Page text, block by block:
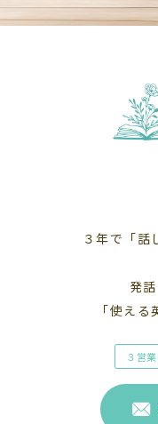
３年で「話
発
「使え
３営